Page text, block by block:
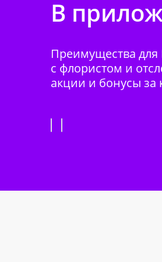
В
Преимущества для
с флористом и
акции и бонусы за